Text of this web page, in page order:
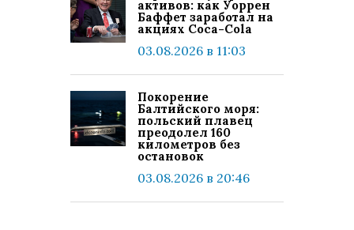
активов: как Уоррен
Баффет заработал на
акциях Coca-Cola
03.08.2026 в 11:03
Покорение
Балтийского моря:
польский плавец
преодолел 160
километров без
остановок
03.08.2026 в 20:46